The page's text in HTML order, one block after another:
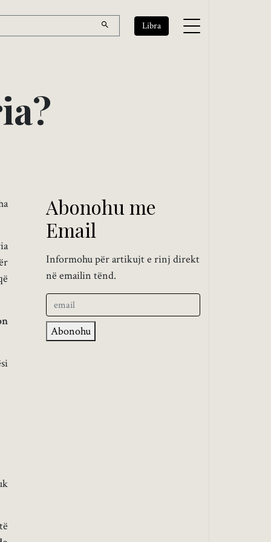
Libra
ia?
Abonohu me
Email
Informohu për artikujt e rinj direkt
në emailin tënd.
Abonohu